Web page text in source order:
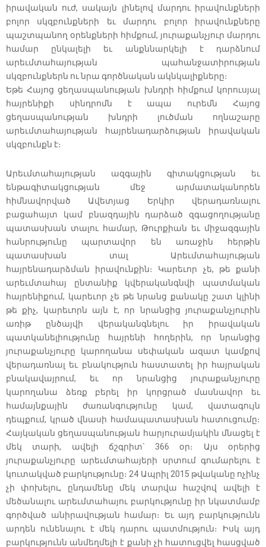
իրավական ուժ, սակայն լինելով մարդու իրավունքների
բոլոր սկզբունքների եւ մարդու բոլոր իրավունքները
պաշտպանող օրենքների հիմքում, յուրաքանչյուր մարդու
համար ընկալելի եւ անքննարկելի է դարձնում
արեւմտահայության պահանջատիրության
սկզբունքներն ու նրա գործնական ակնկալիքները։
Եթե Հայոց ցեղասպանության խնդրի հիմքում կորուսյալ
հայրենիքի սինդրոմն է ապա ուրեմն Հայոց
ցեղասպանության խնդրի լուծման ողնաշարը
արեւմտահայության հայրենադարձության իրավական
սկզբունքն է։
Արեւմտահայության ազգային գիտակցության եւ
ենթագիտակցության մեջ արմատականորեն
հիմնավորված Ավետյաց Երկիր վերադառնալու
բացահայտ կամ բնազդային դարձած զգացողությանը
պատասխան տալու համար, Թուրքիան եւ միջազգային
հանրությունը պարտավոր են առաջին հերթին
պատասխան տալ Արեւմտահայության
հայրենադարձման իրավունքին։ Կարեւոր չե, թե քանի
արեւմտահայ ընտանիք կվերականգնվի պատմական
հայրենիքում, կարեւոր չե թե նրանց քանակը շատ կլինի
թե քիչ, կարեւորն այն է, որ նրանցից յուրաքանչյուրին
առիթ ընծայվի վերականգնելու իր իրավական
պատկանելիությունը հայրենի հողերին, որ նրանցից
յուրաքանչյուրը կարողանա սեփական ազատ կամքով
վերադառնալ եւ բնակություն հաստատել իր հայրական
բնակավայրում, եւ որ նրանցից յուրաքանչյուրը
կարողանա ձեռք բերել իր կորցրած մասնավոր եւ
համայնքային ժառանգությունը կամ, վատագույն
դեպքում, կրած վնասի համապատասխան հատուցումը։
Հայկական ցեղասպանության հարյուրամյակին մնացել է
մեկ տարի, ավելի ճշգրիտ` 366 օր։ Այս օրերից
յուրաքանչյուրը արեւմտահայերի սրտում գումարելու է
կուտակված բարկությունը։ 24 Ապրիլ 2015 թվականը ոչինչ
չի փոխելու, ընդամենը մեկ տարվա հաշվով ավելի է
մեծանալու արեւմտահայու բարկությունը իր նկատմամբ
գործված անիրավության համար։ Եւ այդ բարկությունն
արդեն ունենալու է մեկ դարու պատմություն։ Իսկ այդ
բարկությունն անմեղմելի է քանի չի հատուցվել հասցված